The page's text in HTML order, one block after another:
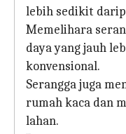
lebih sedikit
Memelihara
daya yang jauh
konvensional.
Serangga juga
rumah kaca dan
lahan.